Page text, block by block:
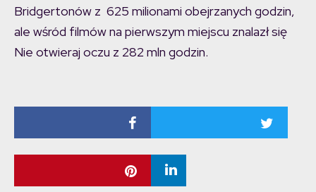
Bridgertonów z 625 milionami obejrzanych godzin,
ale wśród filmów na pierwszym miejscu znalazł się
Nie otwieraj oczu z 282 mln godzin.